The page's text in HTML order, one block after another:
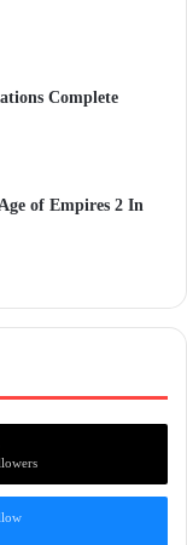
Complete
of Empires 2 In